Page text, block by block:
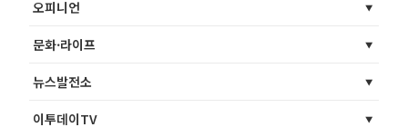
오피니언
문화·라이프
뉴스발전소
이투데이TV